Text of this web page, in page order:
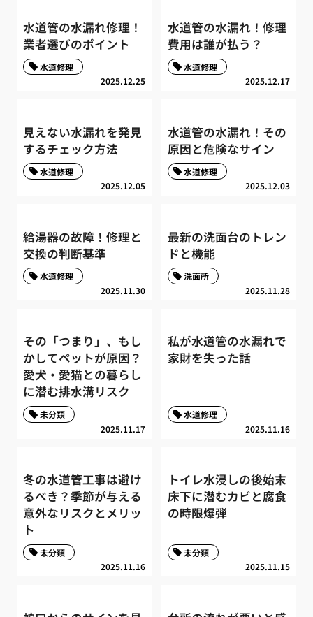
水道管の水漏れ修理！
業者選びのポイント
2025.12.25
水道修理
水道管の水漏れ！修理
費用は誰が払う？
2025.12.17
水道修理
見えない水漏れを発見
するチェック方法
2025.12.05
水道修理
水道管の水漏れ！その
原因と危険なサイン
2025.12.03
水道修理
給湯器の故障！修理と
交換の判断基準
2025.11.30
水道修理
最新の洗面台のトレン
ドと機能
2025.11.28
洗面所
その「つまり」、もし
かしてペットが原因？
愛犬・愛猫との暮らし
に潜む排水溝リスク
2025.11.17
未分類
私が水道管の水漏れで
家財を失った話
2025.11.16
水道修理
冬の水道管工事は避け
るべき？季節が与える
意外なリスクとメリッ
ト
2025.11.16
未分類
トイレ水浸しの後始末
床下に潜むカビと腐食
の時限爆弾
2025.11.15
未分類